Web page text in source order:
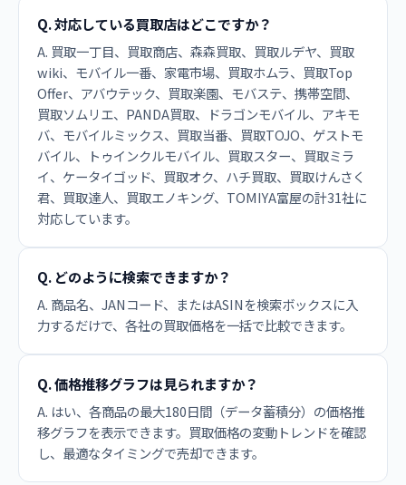
Q. 対応している買取店はどこですか？
A. 買取一丁目、買取商店、森森買取、買取ルデヤ、買取
wiki、モバイル一番、家電市場、買取ホムラ、買取Top
Offer、アバウテック、買取楽園、モバステ、携帯空間、
買取ソムリエ、PANDA買取、ドラゴンモバイル、アキモ
バ、モバイルミックス、買取当番、買取TOJO、ゲストモ
バイル、トゥインクルモバイル、買取スター、買取ミラ
イ、ケータイゴッド、買取オク、ハチ買取、買取けんさく
君、買取達人、買取エノキング、TOMIYA富屋の計31社に
対応しています。
Q. どのように検索できますか？
A. 商品名、JANコード、またはASINを検索ボックスに入
力するだけで、各社の買取価格を一括で比較できます。
Q. 価格推移グラフは見られますか？
A. はい、各商品の最大180日間（データ蓄積分）の価格推
移グラフを表示できます。買取価格の変動トレンドを確認
し、最適なタイミングで売却できます。